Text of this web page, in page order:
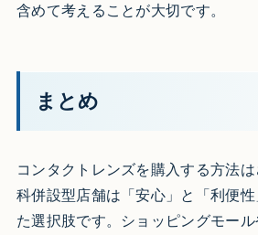
含めて考えることが大切です。
まとめ
コンタクトレンズを購入する方法
科併設型店舗は「安心」と「利便
た選択肢です。ショッピングモー